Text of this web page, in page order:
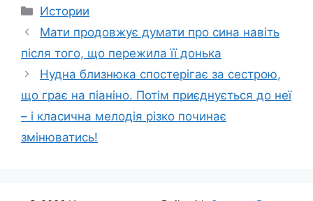
Categories
Истории
Мати продовжує думати про сина навіть
після того, що пережила її донька
Нудна близнюка спостерігає за сестрою,
що грає на піаніно. Потім приєднується до неї
– і класична мелодія різко починає
змінюватись!